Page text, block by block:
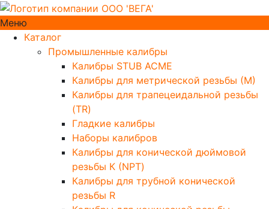
Меню
Каталог
Промышленные калибры
Калибры STUB ACME
Калибры для метрической резьбы (М)
Калибры для трапецеидальной резьбы
(TR)
Гладкие калибры
Наборы калибров
Калибры для конической дюймовой
резьбы К (NPT)
Калибры для трубной конической
резьбы R